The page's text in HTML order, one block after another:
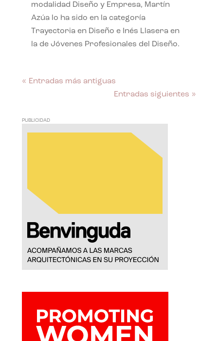
modalidad Diseño y Empresa, Martín
Azúa lo ha sido en la categoría
Trayectoria en Diseño e Inés Llasera en
la de Jóvenes Profesionales del Diseño.
« Entradas más antiguas
Entradas siguientes »
PUBLICIDAD